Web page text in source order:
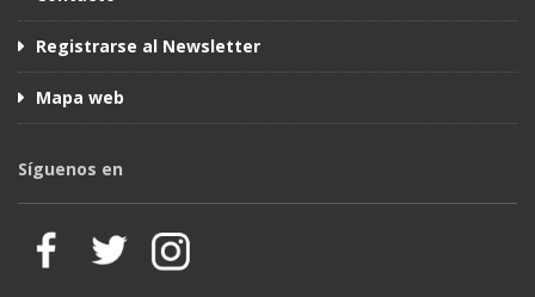
Registrarse al Newsletter
Mapa web
Síguenos en